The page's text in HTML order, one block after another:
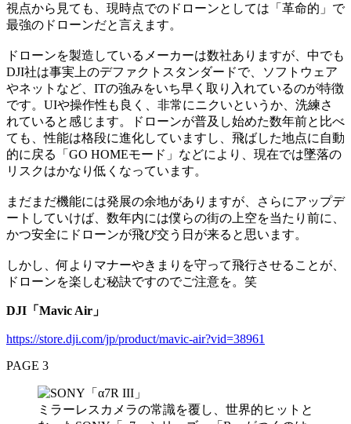
視点から見ても、現時点でのドローンとしては「革命的」で
最強のドローンだと言えます。
ドローンを製造しているメーカーは数社ありますが、中でも
DJI社は事実上のデファクトスタンダードで、ソフトウェア
やネットなど、ITの強みをいち早く取り入れているのが特徴
です。UIや操作性も良く、非常にニクいというか、洗練さ
れていると感じます。ドローンが普及し始めた数年前と比べ
ても、性能は格段に進化していますし、飛ばした地点に自動
的に戻る「GO HOMEモード」などにより、現在では墜落の
リスクはかなり低くなっています。
まだまだ機能には発展の余地がありますが、さらにアップデ
ートしていけば、数年内には僕らの街の上空を当たり前に、
かつ安全にドローンが飛び交う日が来ると思います。
しかし、何よりマナーやきまりを守って飛行させることが、
ドローンを楽しむ秘訣ですのでご注意を。笑
DJI「Mavic Air」
https://store.dji.com/jp/product/mavic-air?vid=38961
PAGE 3
ミラーレスカメラの常識を覆し、世界的ヒットと